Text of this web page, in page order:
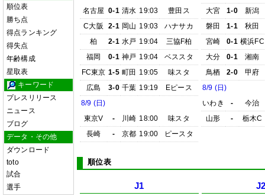
順位表
勝ち点
得点ランキング
得失点
年齢構成
星取表
キーワード
プレスリリース
ニュース
ブログ
データ・その他
ダウンロード
toto
試合
選手
名古屋 0-1 清水 19:03
豊田ス
C大阪
2-1 岡山 19:03
ハナサカ
柏
2-1 水戸 19:04
三協F柏
福岡
0-1 神戸 19:04
ベススタ
FC東京 1-5 町田 19:05
味スタ
広島
3-0 千葉 19:19
Eピース
8/9 (日)
東京V
- 川崎 18:00
味スタ
長崎
- 京都 19:00 ピースタ
大宮
1-0
新潟
磐田
1-1
秋田
宮崎
0-1 横浜FC
大分
0-1
湘南
鳥栖
2-0
甲府
8/9 (日)
いわき
-
今治
山形
- 栃木C
順位表
J1